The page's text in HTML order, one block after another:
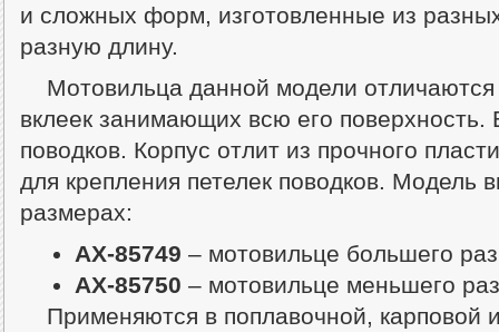
и сложных форм, изготовленные из
разную длину.
Мотовильца данной модели
вклеек занимающих всю его
поводков. Корпус отлит из прочного
для крепления петелек поводков. Модель
размерах:
AX-85749 – мотовильце большего
AX-85750 – мотовильце меньшего
Применяются в поплавочной, карповой